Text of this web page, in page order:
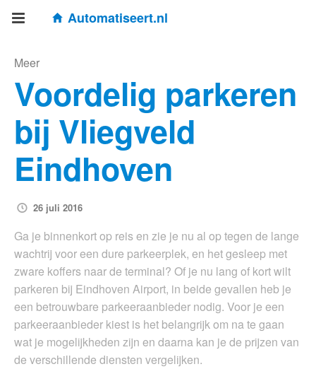
Automatiseert.nl
Meer
Voordelig parkeren
bij Vliegveld
Eindhoven
26 juli 2016
Ga je binnenkort op reis en zie je nu al op tegen de lange
wachtrij voor een dure parkeerplek, en het gesleep met
zware koffers naar de terminal? Of je nu lang of kort wilt
parkeren bij Eindhoven Airport, in beide gevallen heb je
een betrouwbare parkeeraanbieder nodig. Voor je een
parkeeraanbieder kiest is het belangrijk om na te gaan
wat je mogelijkheden zijn en daarna kan je de prijzen van
de verschillende diensten vergelijken.